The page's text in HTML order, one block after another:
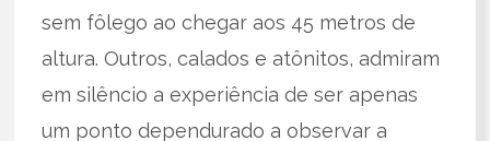
sem fôlego ao chegar aos 45 metros de
altura. Outros, calados e atônitos, admiram
em silêncio a experiência de ser apenas
um ponto dependurado a observar a